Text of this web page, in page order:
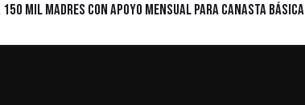
150 Mil Madres con Apoyo Mensual para Canasta Básica